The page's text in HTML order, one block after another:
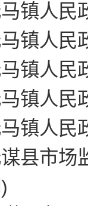
镇人民
镇人民
镇人民
镇人民
镇人民
县市场